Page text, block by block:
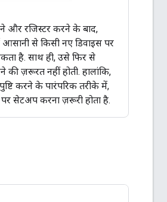
और रजिस्टर करने के बाद,
आसानी से किसी नए डिवाइस पर
है. साथ ही, उसे फिर से
की ज़रूरत नहीं होती. हालांकि,
पुष्टि करने के पारंपरिक तरीके में,
पर सेटअप करना ज़रूरी होता है.